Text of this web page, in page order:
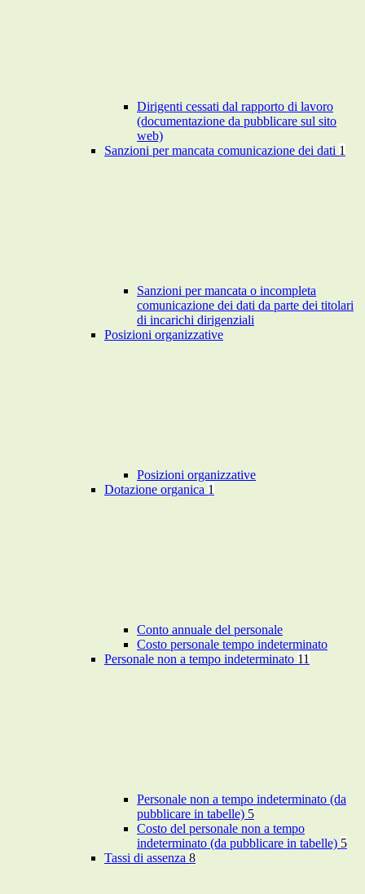
Dirigenti cessati dal rapporto di lavoro
(documentazione da pubblicare sul sito
web)
Sanzioni per mancata comunicazione dei dati 1
Sanzioni per mancata o incompleta
comunicazione dei dati da parte dei titolari
di incarichi dirigenziali
Posizioni organizzative
Posizioni organizzative
Dotazione organica 1
Conto annuale del personale
Costo personale tempo indeterminato
Personale non a tempo indeterminato 11
Personale non a tempo indeterminato (da
pubblicare in tabelle) 5
Costo del personale non a tempo
indeterminato (da pubblicare in tabelle) 5
Tassi di assenza 8